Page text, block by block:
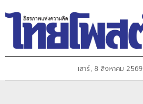
เสาร์, 8 สิงหาคม 2569